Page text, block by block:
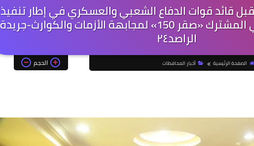
قائد قوات الدفاع الشعبي والعسكري في إطار تنفيذ
مشروع التدريب العملي المشترك «صقر 150» لمجابهة الأزمات والكوارث-جريدة
الراصد٢٤
الصفحة الرئيسية أخبار المحافظات الحجم